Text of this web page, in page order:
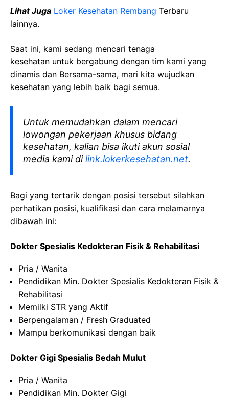
Lihat Juga Loker Kesehatan Rembang Terbaru
lainnya.
Saat ini, kami sedang mencari tenaga
kesehatan untuk bergabung dengan tim kami yang
dinamis dan Bersama-sama, mari kita wujudkan
kesehatan yang lebih baik bagi semua.
Untuk memudahkan dalam mencari
lowongan pekerjaan khusus bidang
kesehatan, kalian bisa ikuti akun sosial
media kami dilink.lokerkesehatan.net.
Bagi yang tertarik dengan posisi tersebut silahkan
perhatikan posisi, kualifikasi dan cara melamarnya
dibawah ini:
Dokter Spesialis Kedokteran Fisik & Rehabilitasi
Pria / Wanita
Pendidikan Min. Dokter Spesialis Kedokteran Fisik &
Rehabilitasi
Memilki STR yang Aktif
Berpengalaman / Fresh Graduated
Mampu berkomunikasi dengan baik
Dokter Gigi Spesialis Bedah Mulut
Pria / Wanita
Pendidikan Min. Dokter Gigi